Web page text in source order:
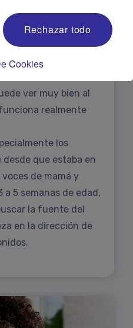
ver muy bien al
realmente
los
que estaba en
de mamá y
a 5 semanas de edad,
la fuente del
en la dirección de
Rechazar todo
Cookies